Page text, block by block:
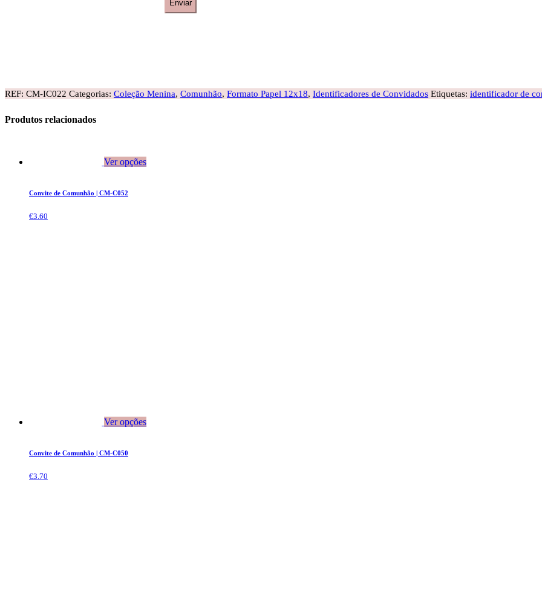
REF: CM-IC022 Categorias: Coleção Menina, Comunhão, Formato Papel 12x18, Identificadores de Convidados Etiquetas: identificador de
Produtos relacionados
Ver opções
Convite de Comunhão | CM-C052
€3.60
Ver opções
Convite de Comunhão | CM-C050
€3.70